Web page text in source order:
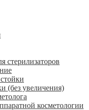
стерилизаторов
(без увеличения)
косметологии